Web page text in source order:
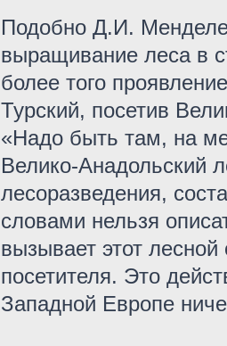
Подобно Д.И.
выращивание леса в
более того
Турский, посетив
«Надо быть там, на
Велико-Анадольский
лесоразведения,
словами нельзя
вызывает этот
посетителя. Это
Западной Европе